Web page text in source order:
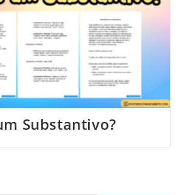
Substantivo?